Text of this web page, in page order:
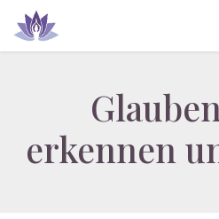
Zum Inhalt springen
erkennen